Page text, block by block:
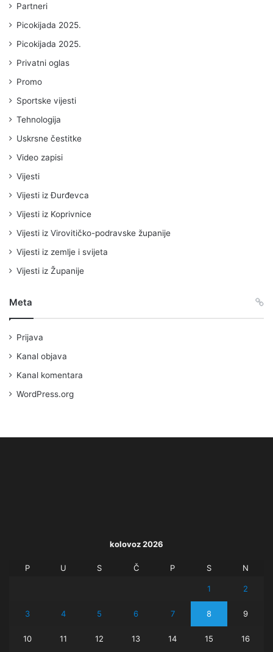
Partneri
Picokijada 2025.
Picokijada 2025.
Privatni oglas
Promo
Sportske vijesti
Tehnologija
Uskrsne čestitke
Video zapisi
Vijesti
Vijesti iz Đurđevca
Vijesti iz Koprivnice
Vijesti iz Virovitičko-podravske županije
Vijesti iz zemlje i svijeta
Vijesti iz Županije
Meta
Prijava
Kanal objava
Kanal komentara
WordPress.org
kolovoz 2026
P U S Č P S N
1 2
3 4 5 6 7 8 9
10 11 12 13 14 15 16